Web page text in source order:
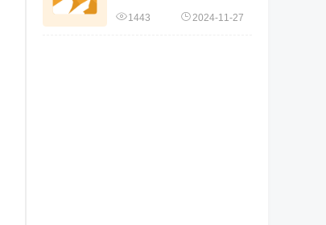
1443 2024-11-27